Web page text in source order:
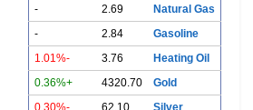
Natural Gas
2.69
-
Gasoline
2.84
-
Heating Oil
3.76
-1.01%
Gold
4320.70
+0.36%
Silver
62.10
-0.30%